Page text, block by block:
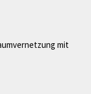
mit